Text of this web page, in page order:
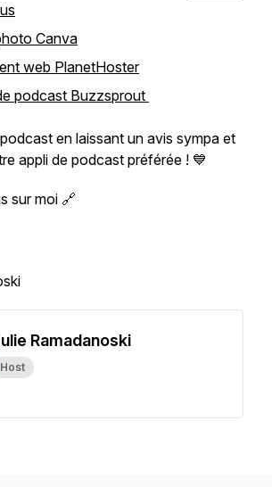
Canva
web PlanetHoster
podcast Buzzsprout
en laissant un avis sympa et
appli de podcast préférée ! 💙
sur moi 🔗
Ramadanoski
Host